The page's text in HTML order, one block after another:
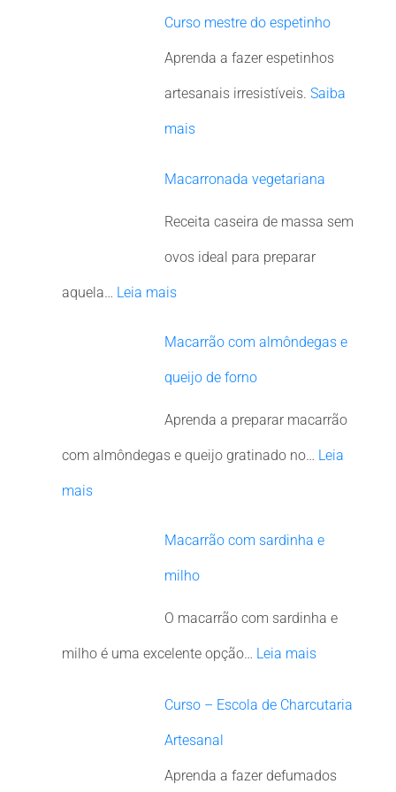
Curso mestre do espetinho
Aprenda a fazer espetinhos
artesanais irresistíveis. Saiba
mais
Macarronada vegetariana
Receita caseira de massa sem
ovos ideal para preparar
aquela… Leia mais
Macarrão com almôndegas e
queijo de forno
Aprenda a preparar macarrão
com almôndegas e queijo gratinado no… Leia
mais
Macarrão com sardinha e
milho
O macarrão com sardinha e
milho é uma excelente opção… Leia mais
Curso – Escola de Charcutaria
Artesanal
Aprenda a fazer defumados